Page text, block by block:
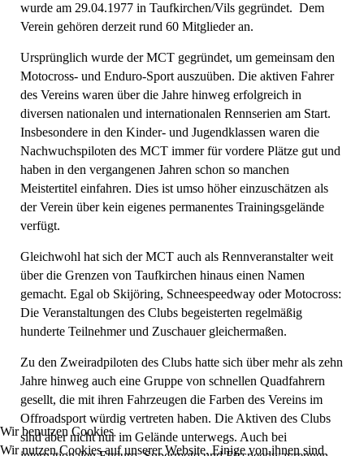
wurde am 29.04.1977 in Taufkirchen/Vils gegründet. Dem
Verein gehören derzeit rund 60 Mitglieder an.
Ursprünglich wurde der MCT gegründet, um gemeinsam den
Motocross- und Enduro-Sport auszuüben. Die aktiven Fahrer
des Vereins waren über die Jahre hinweg erfolgreich in
diversen nationalen und internationalen Rennserien am Start.
Insbesondere in den Kinder- und Jugendklassen waren die
Nachwuchspiloten des MCT immer für vordere Plätze gut und
haben in den vergangenen Jahren schon so manchen
Meistertitel einfahren. Dies ist umso höher einzuschätzen als
der Verein über kein eigenes permanentes Trainingsgelände
verfügt.
Gleichwohl hat sich der MCT auch als Rennveranstalter weit
über die Grenzen von Taufkirchen hinaus einen Namen
gemacht. Egal ob Skijöring, Schneespeedway oder Motocross:
Die Veranstaltungen des Clubs begeisterten regelmäßig
hunderte Teilnehmer und Zuschauer gleichermaßen.
Zu den Zweiradpiloten des Clubs hatte sich über mehr als zehn
Jahre hinweg auch eine Gruppe von schnellen Quadfahrern
gesellt, die mit ihren Fahrzeugen die Farben des Vereins im
Offroadsport würdig vertreten haben. Die Aktiven des Clubs
sind aber nicht nur im Gelände unterwegs. Auch bei
Wir benutzen Cookies
Wir nutzen Cookies auf unserer Website. Einige von ihnen sind